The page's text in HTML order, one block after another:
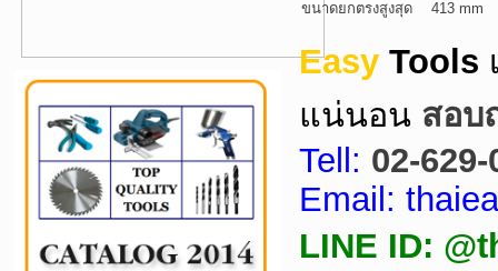
ขนาดยกตรงสูงสุด
413 mm
Easy Tools
แน่นอน สอบ
Tell: 02-629-
Email:
LINE ID: